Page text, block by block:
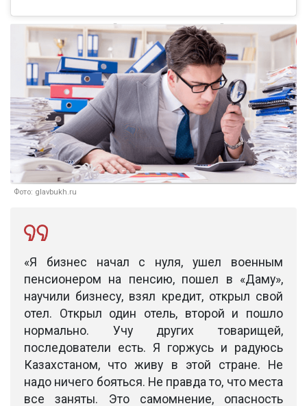
Фото: glavbukh.ru
«Я бизнес начал с нуля, ушел военным
пенсионером на пенсию, пошел в «Даму»,
научили бизнесу, взял кредит, открыл свой
отел. Открыл один отель, второй и пошло
нормально. Учу других товарищей,
последователи есть. Я горжусь и радуюсь
Казахстаном, что живу в этой стране. Не
надо ничего бояться. Не правда то, что места
все заняты. Это самомнение, опасность